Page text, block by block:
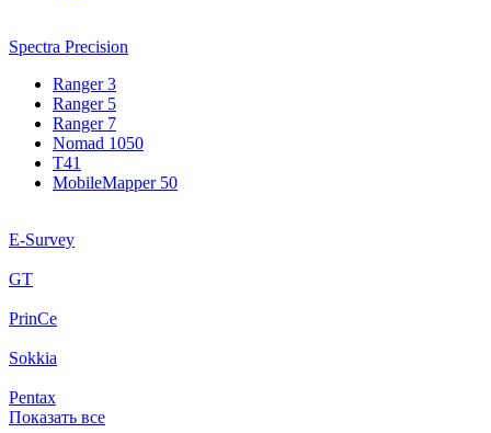
Spectra Precision
Ranger 3
Ranger 5
Ranger 7
Nomad 1050
T41
MobileMapper 50
E-Survey
GT
PrinCe
Sokkia
Pentax
Показать все